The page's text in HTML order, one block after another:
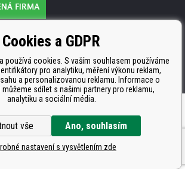
STMC.
webové stránkyzajistilBINARGON.cz
vyhrazena CDRmarket.cz -
Cookies a GDPR
používá cookies. S vaším souhlasem používáme
pro analytiku, měření výkonu reklam,
a personalizovanou reklamu. Informace o
sdílet s našimi partnery pro reklamu,
analytiku a sociální média.
vše Ano, souhlasím
nastavení s vysvětlením zde